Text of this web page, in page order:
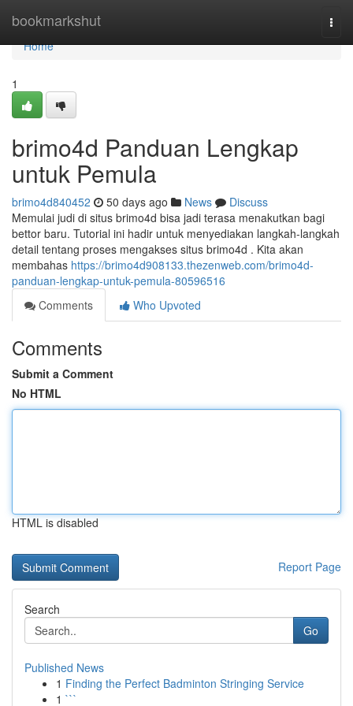
bookmarkshut
Home
Home
1
brimo4d Panduan Lengkap
untuk Pemula
brimo4d840452 50 days ago News
Discuss
Memulai judi di situs brimo4d bisa jadi terasa menakutkan bagi
bettor baru. Tutorial ini hadir untuk menyediakan langkah-langkah
detail tentang proses mengakses situs brimo4d . Kita akan
membahas https://brimo4d908133.thezenweb.com/brimo4d-
panduan-lengkap-untuk-pemula-80596516
Comments
Who Upvoted
Comments
Submit a Comment
No HTML
HTML is disabled
Report Page
Search
Go
Published News
1 Finding the Perfect Badminton Stringing Service
1 ```